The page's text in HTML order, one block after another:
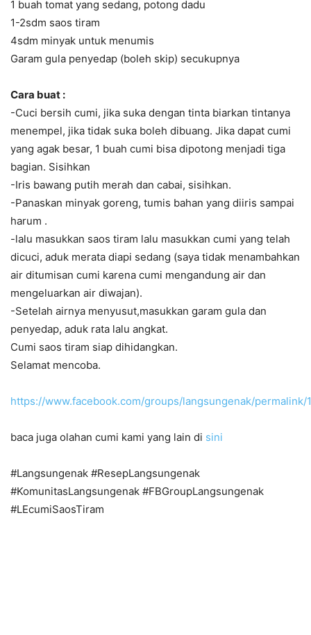
1 buah tomat yang sedang, potong dadu
1-2sdm saos tiram
4sdm minyak untuk menumis
Garam gula penyedap (boleh skip) secukupnya
Cara buat :
-Cuci bersih cumi, jika suka dengan tinta biarkan tintanya
menempel, jika tidak suka boleh dibuang. Jika dapat cumi
yang agak besar, 1 buah cumi bisa dipotong menjadi tiga
bagian. Sisihkan
-Iris bawang putih merah dan cabai, sisihkan.
-Panaskan minyak goreng, tumis bahan yang diiris sampai
harum .
-lalu masukkan saos tiram lalu masukkan cumi yang telah
dicuci, aduk merata diapi sedang (saya tidak menambahkan
air ditumisan cumi karena cumi mengandung air dan
mengeluarkan air diwajan).
-Setelah airnya menyusut,masukkan garam gula dan
penyedap, aduk rata lalu angkat.
Cumi saos tiram siap dihidangkan.
Selamat mencoba.
https://www.facebook.com/groups/langsungenak/
baca juga olahan cumi kami yang lain di sini
#Langsungenak #ResepLangsungenak
#KomunitasLangsungenak #FBGroupLangsungenak
#LEcumiSaosTiram